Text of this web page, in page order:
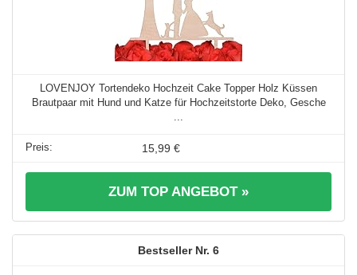
LOVENJOY Tortendeko Hochzeit Cake Topper Holz Küssen
Brautpaar mit Hund und Katze für Hochzeitstorte Deko, Gesche
...
15,99 €
ZUM TOP ANGEBOT »
6